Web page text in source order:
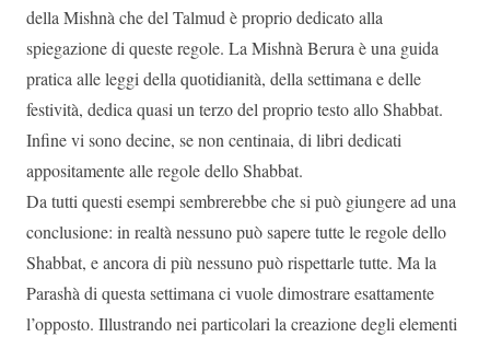
della Mishnà che del Talmud è proprio dedicato alla
spiegazione di queste regole. La Mishnà Berura è una guida
pratica alle leggi della quotidianità, della settimana e delle
festività, dedica quasi un terzo del proprio testo allo Shabbat.
Infine vi sono decine, se non centinaia, di libri dedicati
appositamente alle regole dello Shabbat.
Da tutti questi esempi sembrerebbe che si può giungere ad una
conclusione: in realtà nessuno può sapere tutte le regole dello
Shabbat, e ancora di più nessuno può rispettarle tutte. Ma la
Parashà di questa settimana ci vuole dimostrare esattamente
l’opposto. Illustrando nei particolari la creazione degli elementi